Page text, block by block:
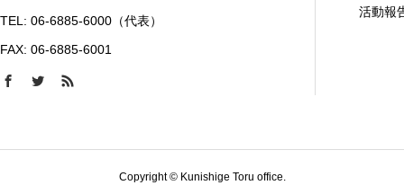
TEL: 06-6885-6000（代表）
FAX: 06-6885-6001
活動報
Copyright © Kunishige Toru office.